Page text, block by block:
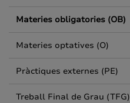
Materies obligatories (OB)
Materies optatives (O)
Pràctiques externes (PE)
Treball Final de Grau (TFG)